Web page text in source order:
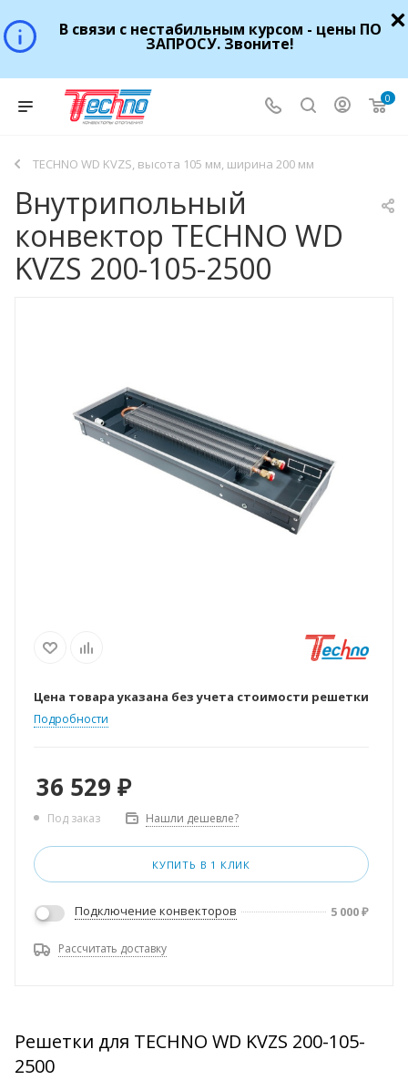
В связи с нестабильным курсом - цены ПО
ЗАПРОСУ. Звоните!
0
TECHNO WD KVZS, высота 105 мм, ширина 200 мм
Внутрипольный
конвектор TECHNO WD
KVZS 200-105-2500
Цена товара указана без учета стоимости решетки
Подробности
36 529 ₽
Под заказ Нашли дешевле?
КУПИТЬ В 1 КЛИК
Подключение конвекторов 5 000₽
Рассчитать доставку
Решетки для TECHNO WD KVZS 200-105-
2500